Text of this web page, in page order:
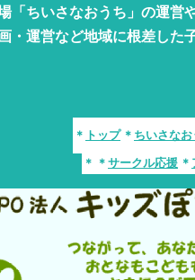
「ちいさなおうち」の運営
・運営など地域に根差した
＊ トップ ＊ ちいさなお
＊ ＊ サークル応援 ＊